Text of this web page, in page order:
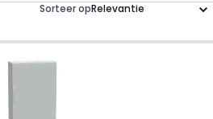
Sorteer op